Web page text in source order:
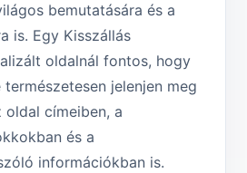
bemutatására és a
is. Egy Kisszállás
oldalnál fontos, hogy
jelenjen meg
oldal címeiben, a
és a
információkban is.